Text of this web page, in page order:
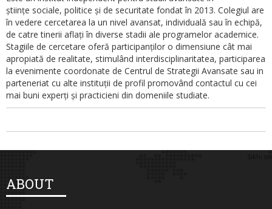
Parteneri
Contact
științe sociale, politice și de securitate fondat în 2013. Colegiul are
în vedere cercetarea la un nivel avansat, individuală sau în echipă,
de catre tinerii aflați în diverse stadii ale programelor academice.
Stagiile de cercetare oferă participanților o dimensiune cât mai
apropiată de realitate, stimulând interdisciplinaritatea, participarea
la evenimente coordonate de Centrul de Strategii Avansate sau in
parteneriat cu alte instituții de profil promovând contactul cu cei
mai buni experți și practicieni din domeniile studiate.
ABOUT